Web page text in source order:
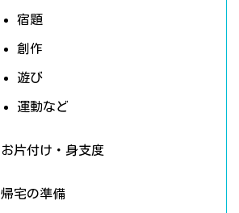
宿題
創作
遊び
運動など
お片付け・身支度
帰宅の準備